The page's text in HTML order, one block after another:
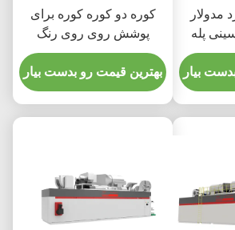
مدولار
پله
بیار
کوره دو کوره کوره برای
پوشش روی روی رنگ
خاکستری FGG1812
بهترین قیمت رو بدست بیار